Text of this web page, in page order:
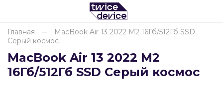
Главная
MacBook Air 13 2022 М2 16Гб/512Гб SSD
Серый космос
MacBook Air 13 2022 М2
16Гб/512Гб SSD Серый космос
Разбейте